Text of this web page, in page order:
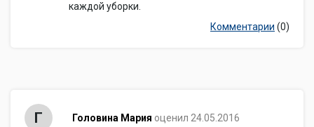
каждой уборки.
Комментарии (0)
Г Головина Мария оценил 24.05.2016